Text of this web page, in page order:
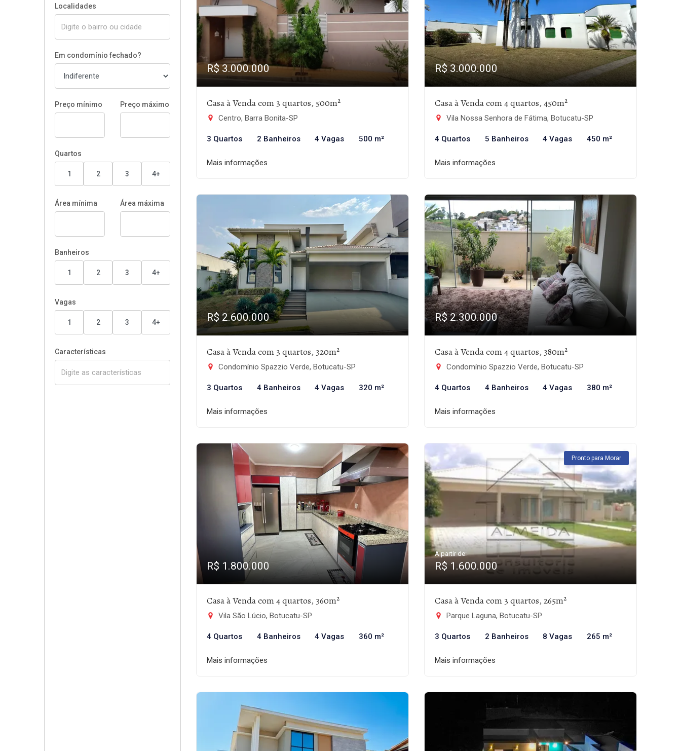
Localidades
Em condomínio fechado?
Preço mínimo Preço máximo
Quartos
1 2 3 4+
Área mínima Área máxima
Banheiros
1 2 3 4+
Vagas
1 2 3 4+
Características
R$ 3.000.000
Casa à Venda com 3 quartos, 500m²
Centro, Barra Bonita-SP
3 Quartos 2 Banheiros 4 Vagas 500 m²
Mais informações
R$ 3.000.000
Casa à Venda com 4 quartos, 450m²
Vila Nossa Senhora de Fátima, Botucatu-SP
4 Quartos 5 Banheiros 4 Vagas 450 m²
Mais informações
R$ 2.600.000
Casa à Venda com 3 quartos, 320m²
Condomínio Spazzio Verde, Botucatu-SP
3 Quartos 4 Banheiros 4 Vagas 320 m²
Mais informações
R$ 2.300.000
Casa à Venda com 4 quartos, 380m²
Condomínio Spazzio Verde, Botucatu-SP
4 Quartos 4 Banheiros 4 Vagas 380 m²
Mais informações
R$ 1.800.000
Casa à Venda com 4 quartos, 360m²
Vila São Lúcio, Botucatu-SP
4 Quartos 4 Banheiros 4 Vagas 360 m²
Mais informações
Pronto para Morar
A partir de:
R$ 1.600.000
Casa à Venda com 3 quartos, 265m²
Parque Laguna, Botucatu-SP
3 Quartos 2 Banheiros 8 Vagas 265 m²
Mais informações